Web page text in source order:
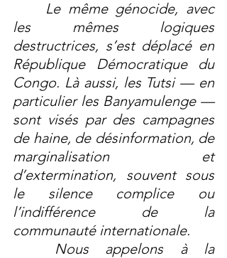
les mêmes logiques
destructrices, s’est déplacé en
République Démocratique du
Congo. Là aussi, les Tutsi — en
particulier les Banyamulenge —
sont visés par des campagnes
de haine, de désinformation, de
marginalisation et
d’extermination, souvent sous
le silence complice ou
l’indifférence de la
communauté internationale.